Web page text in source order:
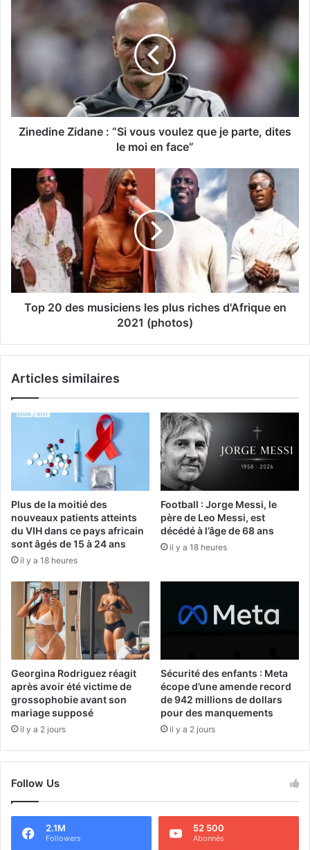
Zinedine Zidane : “Si vous voulez que je parte, dites
le moi en face”
Top 20 des musiciens les plus riches d'Afrique en
2021 (photos)
Articles similaires
Plus de la moitié des
nouveaux patients atteints
du VIH dans ce pays africain
sont âgés de 15 à 24 ans
il y a 18 heures
Football : Jorge Messi, le
père de Leo Messi, est
décédé à l’âge de 68 ans
il y a 18 heures
Georgina Rodriguez réagit
après avoir été victime de
grossophobie avant son
mariage supposé
il y a 2 jours
Sécurité des enfants : Meta
écope d’une amende record
de 942 millions de dollars
pour des manquements
il y a 2 jours
Follow Us
2.1M
Followers
52 500
Abonnés